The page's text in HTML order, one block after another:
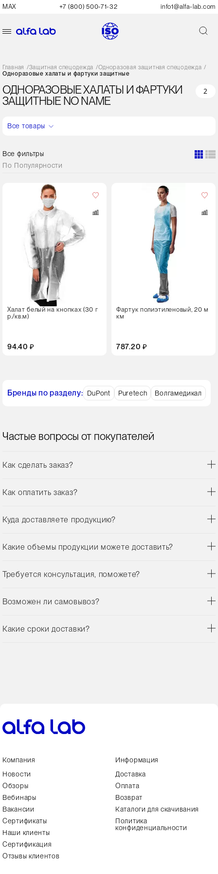
MAX +7 (800) 500-71-32 info1@alfa-lab.com
Главная /Защитная спецодежда /Одноразовая защитная спецодежда /
Одноразовые халаты и фартуки защитные
ОДНОРАЗОВЫЕ ХАЛАТЫ И ФАРТУКИ
ЗАЩИТНЫЕ NO NAME
2
Все товары
Все фильтры
По Популярности
Халат белый на кнопках (30 г
р./кв.м)
94.40 ₽
Фартук полиэтиленовый, 20 м
км
787.20 ₽
100 штук
универсальный
Бренды по разделу: DuPont Puretech Волгамедикал
Частые вопросы от покупателей
Как сделать заказ?
Как оплатить заказ?
Куда доставляете продукцию?
Какие объемы продукции можете доставить?
Требуется консультация, поможете?
Возможен ли самовывоз?
Какие сроки доставки?
Компания
Новости
Обзоры
Вебинары
Вакансии
Сертификаты
Наши клиенты
Сертификация
Отзывы клиентов
Информация
Доставка
Оплата
Возврат
Каталоги для скачивания
Политика
конфиденциальности